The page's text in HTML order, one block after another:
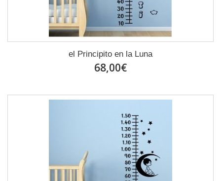
el Principito en la Luna
68,00€